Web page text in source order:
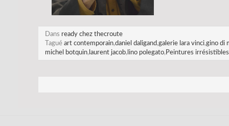
Dans ready chez thecroute
Tagué art contemporain,daniel daligand,galerie lara vinci,gino di
michel botquin, laurent jacob, lino polegato, Peintures irrésistibles